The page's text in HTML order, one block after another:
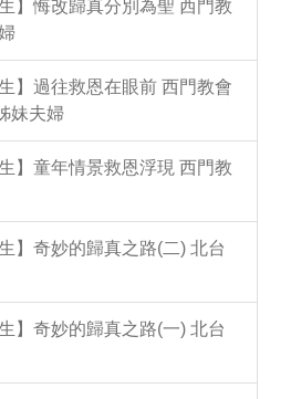
】悔改歸真分別為聖 西門教
】過往救恩在眼前 西門教會
妹夫婦
】童年情景救恩浮現 西門教
】奇妙的歸真之路(二) 北台
】奇妙的歸真之路(一) 北台